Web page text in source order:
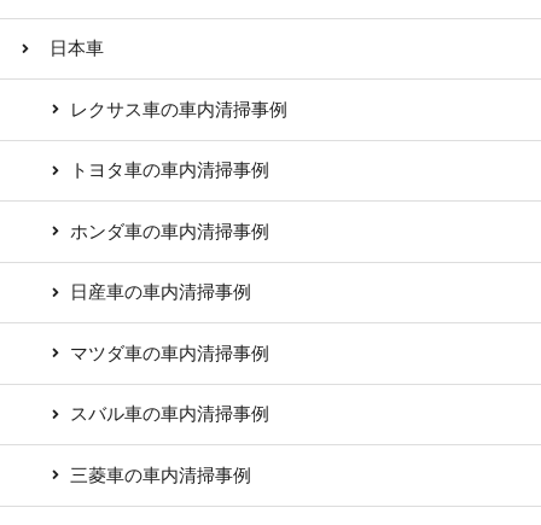
日本車
レクサス車の車内清掃事例
トヨタ車の車内清掃事例
ホンダ車の車内清掃事例
日産車の車内清掃事例
マツダ車の車内清掃事例
スバル車の車内清掃事例
三菱車の車内清掃事例